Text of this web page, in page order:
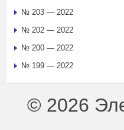
№ 203 — 2022
№ 202 — 2022
№ 200 — 2022
№ 199 — 2022
© 2026